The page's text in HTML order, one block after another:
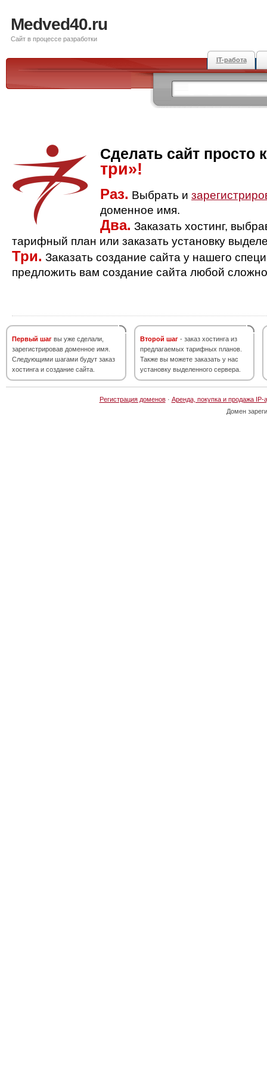
Medved40.ru
Сайт в процессе разработки
IT-работа
Сделать сайт просто
три»!
Раз. Выбрать и
доменное имя.
Два. Заказать хостинг,
тарифный план или заказать установку
Три. Заказать создание сайта у нашего
предложить вам создание сайта любой
Первый шаг вы уже сделали,
зарегистрировав доменное имя.
Следующими шагами будут заказ
хостинга и создание сайта.
Второй шаг - заказ хостинга из
предлагаемых тарифных планов.
Также вы можете заказать у нас
установку выделенного сервера.
Регистрация доменов· Аренда, покупка и продажа IP-
Домен